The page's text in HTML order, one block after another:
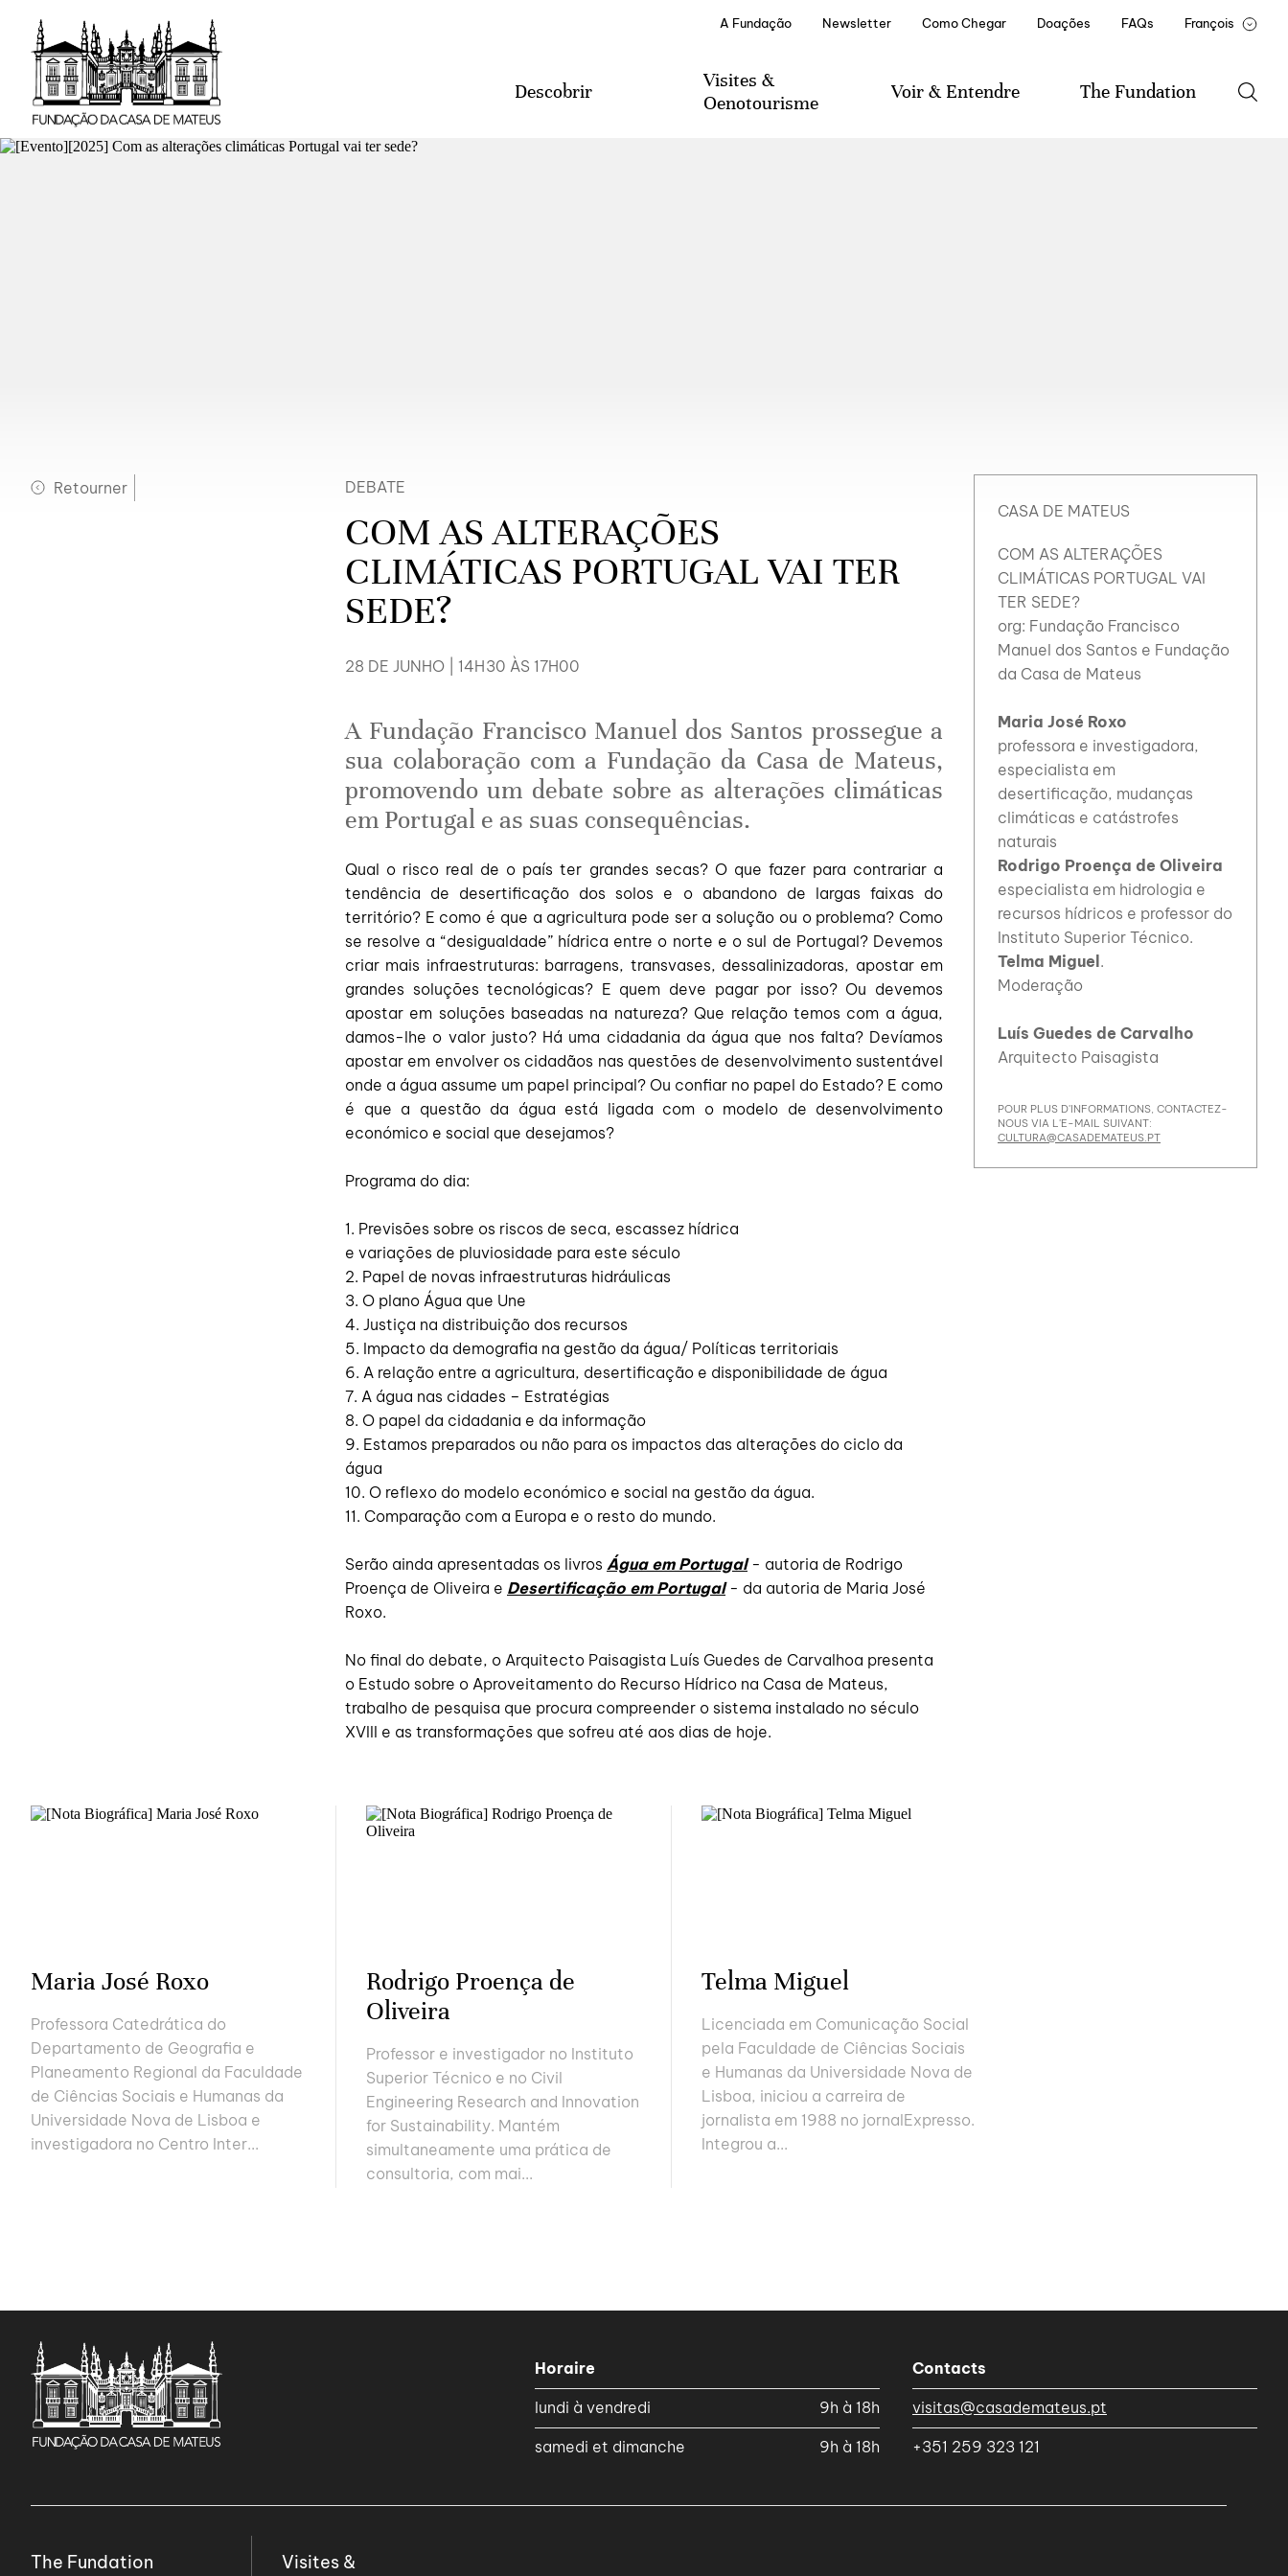
A Fundação Newsletter Como Chegar Doações FAQs François
Descobrir
Visites &
Oenotourisme
Voir & Entendre The Fundation
Retourner DEBATE
COM AS ALTERAÇÕES
CLIMÁTICAS PORTUGAL VAI TER
SEDE?
28 DE JUNHO | 14H30 ÀS 17H00
A Fundação Francisco Manuel dos Santos prossegue a
sua colaboração com a Fundação da Casa de Mateus,
promovendo um debate sobre as alterações climáticas
em Portugal e as suas consequências.
Qual o risco real de o país ter grandes secas? O que fazer para contrariar a
tendência de desertificação dos solos e o abandono de largas faixas do
território? E como é que a agricultura pode ser a solução ou o problema? Como
se resolve a “desigualdade” hídrica entre o norte e o sul de Portugal? Devemos
criar mais infraestruturas: barragens, transvases, dessalinizadoras, apostar em
grandes soluções tecnológicas? E quem deve pagar por isso? Ou devemos
apostar em soluções baseadas na natureza? Que relação temos com a água,
damos-lhe o valor justo? Há uma cidadania da água que nos falta? Devíamos
apostar em envolver os cidadãos nas questões de desenvolvimento sustentável
onde a água assume um papel principal? Ou confiar no papel do Estado? E como
é que a questão da água está ligada com o modelo de desenvolvimento
económico e social que desejamos?
Programa do dia:
1. Previsões sobre os riscos de seca, escassez hídrica
e variações de pluviosidade para este século
2. Papel de novas infraestruturas hidráulicas
3. O plano Água que Une
4. Justiça na distribuição dos recursos
5. Impacto da demografia na gestão da água/ Políticas territoriais
6. A relação entre a agricultura, desertificação e disponibilidade de água
7. A água nas cidades – Estratégias
8. O papel da cidadania e da informação
9. Estamos preparados ou não para os impactos das alterações do ciclo da
água
10. O reflexo do modelo económico e social na gestão da água.
11. Comparação com a Europa e o resto do mundo.
Serão ainda apresentadas os livros Água em Portugal- autoria de Rodrigo
Proença de Oliveira e Desertificação em Portugal- da autoria de Maria José
Roxo.
No final do debate, o Arquitecto Paisagista Luís Guedes de Carvalhoa presenta
o Estudo sobre o Aproveitamento do Recurso Hídrico na Casa de Mateus,
trabalho de pesquisa que procura compreender o sistema instalado no século
XVIII e as transformações que sofreu até aos dias de hoje.
CASA DE MATEUS
COM AS ALTERAÇÕES
CLIMÁTICAS PORTUGAL VAI
TER SEDE?
org: Fundação Francisco
Manuel dos Santos e Fundação
da Casa de Mateus
Maria José Roxo
professora e investigadora,
especialista em
desertificação, mudanças
climáticas e catástrofes
naturais
Rodrigo Proença de Oliveira
especialista em hidrologia e
recursos hídricos e professor do
Instituto Superior Técnico.
Telma Miguel.
Moderação
Luís Guedes de Carvalho
Arquitecto Paisagista
POUR PLUS D'INFORMATIONS, CONTACTEZ-
NOUS VIA L'E-MAIL SUIVANT:
CULTURA@CASADEMATEUS.PT
Maria José Roxo
Professora Catedrática do
Departamento de Geografia e
Planeamento Regional da Faculdade
de Ciências Sociais e Humanas da
Universidade Nova de Lisboa e
investigadora no Centro Inter...
Rodrigo Proença de
Oliveira
Professor e investigador no Instituto
Superior Técnico e no Civil
Engineering Research and Innovation
for Sustainability. Mantém
simultaneamente uma prática de
consultoria, com mai...
Telma Miguel
Licenciada em Comunicação Social
pela Faculdade de Ciências Sociais
e Humanas da Universidade Nova de
Lisboa, iniciou a carreira de
jornalista em 1988 no jornalExpresso.
Integrou a...
Horaire
lundi à vendredi 9h à 18h
samedi et dimanche 9h à 18h
Contacts
visitas@casademateus.pt
+351 259 323 121
The Fundation
Visites &